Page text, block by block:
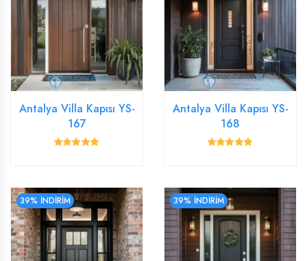
Antalya Villa Kapısı YS-
167
Antalya Villa Kapısı YS-
168
39% İNDİRİM 39% İNDİRİM